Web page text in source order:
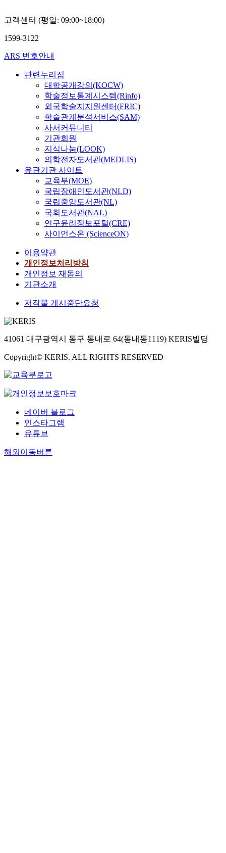
고객센터 (평일: 09:00~18:00)
1599-3122
ARS 번호안내
관련누리집
대학공개강의(KOCW)
학술정보통계시스템(Rinfo)
외국학술지지원센터(FRIC)
학술관계분석서비스(SAM)
사서커뮤니티
기관회원
지식나눔(LOOK)
의학전자도서관(MEDLIS)
유관기관 사이트
교육부(MOE)
국립장애인도서관(NLD)
국립중앙도서관(NL)
국회도서관(NAL)
연구윤리정보포털(CRE)
사이언스온 (ScienceON)
이용약관
개인정보처리방침
개인정보 재동의
기관소개
저작물 게시중단요청
41061 대구광역시 동구 동내로 64(동내동1119) KERIS빌딩
Copyright© KERIS. ALL RIGHTS RESERVED
네이버 블로그
인스타그램
유튜브
해외이동버튼